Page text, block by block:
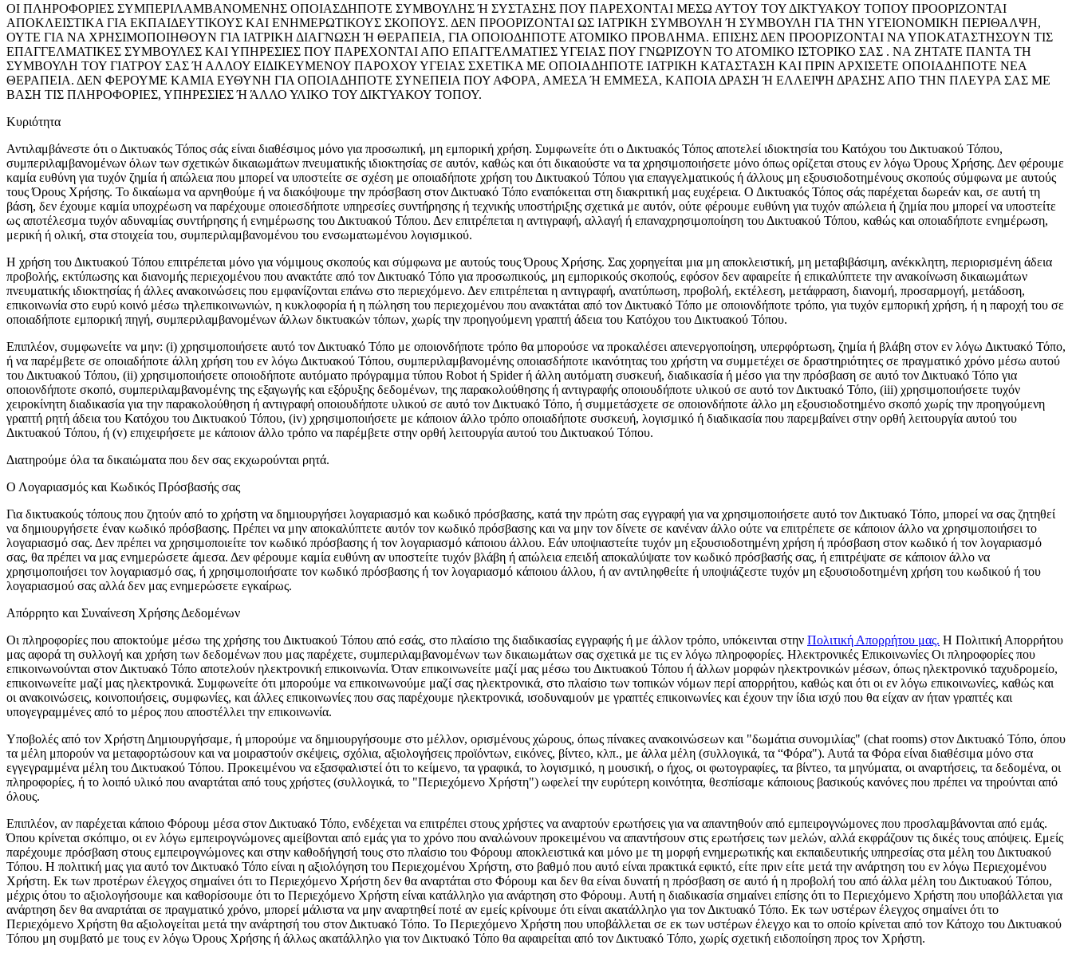
ΟΙ ΠΛΗΡΟΦΟΡΙΕΣ ΣΥΜΠΕΡΙΛΑΜΒΑΝΟΜΕΝΗΣ ΟΠΟΙΑΣΔΗΠΟΤΕ ΣΥΜΒΟΥΛΗΣ Ή ΣΥΣΤΑΣΗΣ ΠΟΥ ΠΑΡΕΧΟΝΤΑΙ ΜΕΣΩ ΑΥΤΟΥ ΤΟΥ ΔΙΚΤΥΑΚΟΥ ΤΟΠΟΥ ΠΡΟΟΡΙΖΟΝΤΑΙ
ΑΠΟΚΛΕΙΣΤΙΚΑ ΓΙΑ ΕΚΠΑΙΔΕΥΤΙΚΟΥΣ ΚΑΙ ΕΝΗΜΕΡΩΤΙΚΟΥΣ ΣΚΟΠΟΥΣ. ΔΕΝ ΠΡΟΟΡΙΖΟΝΤΑΙ ΩΣ ΙΑΤΡΙΚΗ ΣΥΜΒΟΥΛΗ Ή ΣΥΜΒΟΥΛΗ ΓΙΑ ΤΗΝ ΥΓΕΙΟΝΟΜΙΚΗ ΠΕΡΙΘΑΛΨΗ,
ΟΥΤΕ ΓΙΑ ΝΑ ΧΡΗΣΙΜΟΠΟΙΗΘΟΥΝ ΓΙΑ ΙΑΤΡΙΚΗ ΔΙΑΓΝΩΣΗ Ή ΘΕΡΑΠΕΙΑ, ΓΙΑ ΟΠΟΙΟΔΗΠΟΤΕ ΑΤΟΜΙΚΟ ΠΡΟΒΛΗΜΑ. ΕΠΙΣΗΣ ΔΕΝ ΠΡΟΟΡΙΖΟΝΤΑΙ ΝΑ ΥΠΟΚΑΤΑΣΤΗΣΟΥΝ ΤΙΣ
ΕΠΑΓΓΕΛΜΑΤΙΚΕΣ ΣΥΜΒΟΥΛΕΣ ΚΑΙ ΥΠΗΡΕΣΙΕΣ ΠΟΥ ΠΑΡΕΧΟΝΤΑΙ ΑΠΟ ΕΠΑΓΓΕΛΜΑΤΙΕΣ ΥΓΕΙΑΣ ΠΟΥ ΓΝΩΡΙΖΟΥΝ ΤΟ ΑΤΟΜΙΚΟ ΙΣΤΟΡΙΚΟ ΣΑΣ . ΝΑ ΖΗΤΑΤΕ ΠΑΝΤΑ ΤΗ
ΣΥΜΒΟΥΛΗ ΤΟΥ ΓΙΑΤΡΟΥ ΣΑΣ Ή ΑΛΛΟΥ ΕΙΔΙΚΕΥΜΕΝΟΥ ΠΑΡΟΧΟΥ ΥΓΕΙΑΣ ΣΧΕΤΙΚΑ ΜΕ ΟΠΟΙΑΔΗΠΟΤΕ ΙΑΤΡΙΚΗ ΚΑΤΑΣΤΑΣΗ ΚΑΙ ΠΡΙΝ ΑΡΧΙΣΕΤΕ ΟΠΟΙΑΔΗΠΟΤΕ ΝΕΑ
ΘΕΡΑΠΕΙΑ. ΔΕΝ ΦΕΡΟΥΜΕ ΚΑΜΙΑ ΕΥΘΥΝΗ ΓΙΑ ΟΠΟΙΑΔΗΠΟΤΕ ΣΥΝΕΠΕΙΑ ΠΟΥ ΑΦΟΡΑ, ΑΜΕΣΑ Ή ΕΜΜΕΣΑ, ΚΑΠΟΙΑ ΔΡΑΣΗ Ή ΕΛΛΕΙΨΗ ΔΡΑΣΗΣ ΑΠΟ ΤΗΝ ΠΛΕΥΡΑ ΣΑΣ ΜΕ
ΒΑΣΗ ΤΙΣ ΠΛΗΡΟΦΟΡΙΕΣ, ΥΠΗΡΕΣΙΕΣ Ή ΆΛΛΟ ΥΛΙΚΟ ΤΟΥ ΔΙΚΤΥΑΚΟΥ ΤΟΠΟΥ.
Κυριότητα
Αντιλαμβάνεστε ότι ο Δικτυακός Τόπος σάς είναι διαθέσιμος μόνο για προσωπική, μη εμπορική χρήση. Συμφωνείτε ότι ο Δικτυακός Τόπος αποτελεί ιδιοκτησία του Κατόχου του Δικτυακού Τόπου,
συμπεριλαμβανομένων όλων των σχετικών δικαιωμάτων πνευματικής ιδιοκτησίας σε αυτόν, καθώς και ότι δικαιούστε να τα χρησιμοποιήσετε μόνο όπως ορίζεται στους εν λόγω Όρους Χρήσης. Δεν φέρουμε
καμία ευθύνη για τυχόν ζημία ή απώλεια που μπορεί να υποστείτε σε σχέση με οποιαδήποτε χρήση του Δικτυακού Τόπου για επαγγελματικούς ή άλλους μη εξουσιοδοτημένους σκοπούς σύμφωνα με αυτούς
τους Όρους Χρήσης. Το δικαίωμα να αρνηθούμε ή να διακόψουμε την πρόσβαση στον Δικτυακό Τόπο εναπόκειται στη διακριτική μας ευχέρεια. Ο Δικτυακός Τόπος σάς παρέχεται δωρεάν και, σε αυτή τη
βάση, δεν έχουμε καμία υποχρέωση να παρέχουμε οποιεσδήποτε υπηρεσίες συντήρησης ή τεχνικής υποστήριξης σχετικά με αυτόν, ούτε φέρουμε ευθύνη για τυχόν απώλεια ή ζημία που μπορεί να υποστείτε
ως αποτέλεσμα τυχόν αδυναμίας συντήρησης ή ενημέρωσης του Δικτυακού Τόπου. Δεν επιτρέπεται η αντιγραφή, αλλαγή ή επαναχρησιμοποίηση του Δικτυακού Τόπου, καθώς και οποιαδήποτε ενημέρωση,
μερική ή ολική, στα στοιχεία του, συμπεριλαμβανομένου του ενσωματωμένου λογισμικού.
Η χρήση του Δικτυακού Τόπου επιτρέπεται μόνο για νόμιμους σκοπούς και σύμφωνα με αυτούς τους Όρους Χρήσης. Σας χορηγείται μια μη αποκλειστική, μη μεταβιβάσιμη, ανέκκλητη, περιορισμένη άδεια
προβολής, εκτύπωσης και διανομής περιεχομένου που ανακτάτε από τον Δικτυακό Τόπο για προσωπικούς, μη εμπορικούς σκοπούς, εφόσον δεν αφαιρείτε ή επικαλύπτετε την ανακοίνωση δικαιωμάτων
πνευματικής ιδιοκτησίας ή άλλες ανακοινώσεις που εμφανίζονται επάνω στο περιεχόμενο. Δεν επιτρέπεται η αντιγραφή, ανατύπωση, προβολή, εκτέλεση, μετάφραση, διανομή, προσαρμογή, μετάδοση,
επικοινωνία στο ευρύ κοινό μέσω τηλεπικοινωνιών, η κυκλοφορία ή η πώληση του περιεχομένου που ανακτάται από τον Δικτυακό Τόπο με οποιονδήποτε τρόπο, για τυχόν εμπορική χρήση, ή η παροχή του σε
οποιαδήποτε εμπορική πηγή, συμπεριλαμβανομένων άλλων δικτυακών τόπων, χωρίς την προηγούμενη γραπτή άδεια του Κατόχου του Δικτυακού Τόπου.
Επιπλέον, συμφωνείτε να μην: (i) χρησιμοποιήσετε αυτό τον Δικτυακό Τόπο με οποιονδήποτε τρόπο θα μπορούσε να προκαλέσει απενεργοποίηση, υπερφόρτωση, ζημία ή βλάβη στον εν λόγω Δικτυακό Τόπο,
ή να παρέμβετε σε οποιαδήποτε άλλη χρήση του εν λόγω Δικτυακού Τόπου, συμπεριλαμβανομένης οποιασδήποτε ικανότητας του χρήστη να συμμετέχει σε δραστηριότητες σε πραγματικό χρόνο μέσω αυτού
του Δικτυακού Τόπου, (ii) χρησιμοποιήσετε οποιοδήποτε αυτόματο πρόγραμμα τύπου Robot ή Spider ή άλλη αυτόματη συσκευή, διαδικασία ή μέσο για την πρόσβαση σε αυτό τον Δικτυακό Τόπο για
οποιονδήποτε σκοπό, συμπεριλαμβανομένης της εξαγωγής και εξόρυξης δεδομένων, της παρακολούθησης ή αντιγραφής οποιουδήποτε υλικού σε αυτό τον Δικτυακό Τόπο, (iii) χρησιμοποιήσετε τυχόν
χειροκίνητη διαδικασία για την παρακολούθηση ή αντιγραφή οποιουδήποτε υλικού σε αυτό τον Δικτυακό Τόπο, ή συμμετάσχετε σε οποιονδήποτε άλλο μη εξουσιοδοτημένο σκοπό χωρίς την προηγούμενη
γραπτή ρητή άδεια του Κατόχου του Δικτυακού Τόπου, (iv) χρησιμοποιήσετε με κάποιον άλλο τρόπο οποιαδήποτε συσκευή, λογισμικό ή διαδικασία που παρεμβαίνει στην ορθή λειτουργία αυτού του
Δικτυακού Τόπου, ή (v) επιχειρήσετε με κάποιον άλλο τρόπο να παρέμβετε στην ορθή λειτουργία αυτού του Δικτυακού Τόπου.
Διατηρούμε όλα τα δικαιώματα που δεν σας εκχωρούνται ρητά.
Ο Λογαριασμός και Κωδικός Πρόσβασής σας
Για δικτυακούς τόπους που ζητούν από το χρήστη να δημιουργήσει λογαριασμό και κωδικό πρόσβασης, κατά την πρώτη σας εγγραφή για να χρησιμοποιήσετε αυτό τον Δικτυακό Τόπο, μπορεί να σας ζητηθεί
να δημιουργήσετε έναν κωδικό πρόσβασης. Πρέπει να μην αποκαλύπτετε αυτόν τον κωδικό πρόσβασης και να μην τον δίνετε σε κανέναν άλλο ούτε να επιτρέπετε σε κάποιον άλλο να χρησιμοποιήσει το
λογαριασμό σας. Δεν πρέπει να χρησιμοποιείτε τον κωδικό πρόσβασης ή τον λογαριασμό κάποιου άλλου. Εάν υποψιαστείτε τυχόν μη εξουσιοδοτημένη χρήση ή πρόσβαση στον κωδικό ή τον λογαριασμό
σας, θα πρέπει να μας ενημερώσετε άμεσα. Δεν φέρουμε καμία ευθύνη αν υποστείτε τυχόν βλάβη ή απώλεια επειδή αποκαλύψατε τον κωδικό πρόσβασής σας, ή επιτρέψατε σε κάποιον άλλο να
χρησιμοποιήσει τον λογαριασμό σας, ή χρησιμοποιήσατε τον κωδικό πρόσβασης ή τον λογαριασμό κάποιου άλλου, ή αν αντιληφθείτε ή υποψιάζεστε τυχόν μη εξουσιοδοτημένη χρήση του κωδικού ή του
λογαριασμού σας αλλά δεν μας ενημερώσετε εγκαίρως.
Απόρρητο και Συναίνεση Χρήσης Δεδομένων
Οι πληροφορίες που αποκτούμε μέσω της χρήσης του Δικτυακού Τόπου από εσάς, στο πλαίσιο της διαδικασίας εγγραφής ή με άλλον τρόπο, υπόκεινται στην Πολιτική Απορρήτου μας. Η Πολιτική Απορρήτου
μας αφορά τη συλλογή και χρήση των δεδομένων που μας παρέχετε, συμπεριλαμβανομένων των δικαιωμάτων σας σχετικά με τις εν λόγω πληροφορίες. Ηλεκτρονικές Επικοινωνίες Οι πληροφορίες που
επικοινωνούνται στον Δικτυακό Τόπο αποτελούν ηλεκτρονική επικοινωνία. Όταν επικοινωνείτε μαζί μας μέσω του Δικτυακού Τόπου ή άλλων μορφών ηλεκτρονικών μέσων, όπως ηλεκτρονικό ταχυδρομείο,
επικοινωνείτε μαζί μας ηλεκτρονικά. Συμφωνείτε ότι μπορούμε να επικοινωνούμε μαζί σας ηλεκτρονικά, στο πλαίσιο των τοπικών νόμων περί απορρήτου, καθώς και ότι οι εν λόγω επικοινωνίες, καθώς και
οι ανακοινώσεις, κοινοποιήσεις, συμφωνίες, και άλλες επικοινωνίες που σας παρέχουμε ηλεκτρονικά, ισοδυναμούν με γραπτές επικοινωνίες και έχουν την ίδια ισχύ που θα είχαν αν ήταν γραπτές και
υπογεγραμμένες από το μέρος που αποστέλλει την επικοινωνία.
Υποβολές από τον Χρήστη Δημιουργήσαμε, ή μπορούμε να δημιουργήσουμε στο μέλλον, ορισμένους χώρους, όπως πίνακες ανακοινώσεων και "δωμάτια συνομιλίας" (chat rooms) στον Δικτυακό Τόπο, όπου
τα μέλη μπορούν να μεταφορτώσουν και να μοιραστούν σκέψεις, σχόλια, αξιολογήσεις προϊόντων, εικόνες, βίντεο, κλπ., με άλλα μέλη (συλλογικά, τα “Φόρα"). Αυτά τα Φόρα είναι διαθέσιμα μόνο στα
εγγεγραμμένα μέλη του Δικτυακού Τόπου. Προκειμένου να εξασφαλιστεί ότι το κείμενο, τα γραφικά, το λογισμικό, η μουσική, ο ήχος, οι φωτογραφίες, τα βίντεο, τα μηνύματα, οι αναρτήσεις, τα δεδομένα, οι
πληροφορίες, ή το λοιπό υλικό που αναρτάται από τους χρήστες (συλλογικά, το "Περιεχόμενο Χρήστη") ωφελεί την ευρύτερη κοινότητα, θεσπίσαμε κάποιους βασικούς κανόνες που πρέπει να τηρούνται από
όλους.
Επιπλέον, αν παρέχεται κάποιο Φόρουμ μέσα στον Δικτυακό Τόπο, ενδέχεται να επιτρέπει στους χρήστες να αναρτούν ερωτήσεις για να απαντηθούν από εμπειρογνώμονες που προσλαμβάνονται από εμάς.
Όπου κρίνεται σκόπιμο, οι εν λόγω εμπειρογνώμονες αμείβονται από εμάς για το χρόνο που αναλώνουν προκειμένου να απαντήσουν στις ερωτήσεις των μελών, αλλά εκφράζουν τις δικές τους απόψεις. Εμείς
παρέχουμε πρόσβαση στους εμπειρογνώμονες και στην καθοδήγησή τους στο πλαίσιο του Φόρουμ αποκλειστικά και μόνο με τη μορφή ενημερωτικής και εκπαιδευτικής υπηρεσίας στα μέλη του Δικτυακού
Τόπου. Η πολιτική μας για αυτό τον Δικτυακό Τόπο είναι η αξιολόγηση του Περιεχομένου Χρήστη, στο βαθμό που αυτό είναι πρακτικά εφικτό, είτε πριν είτε μετά την ανάρτηση του εν λόγω Περιεχομένου
Χρήστη. Εκ των προτέρων έλεγχος σημαίνει ότι το Περιεχόμενο Χρήστη δεν θα αναρτάται στο Φόρουμ και δεν θα είναι δυνατή η πρόσβαση σε αυτό ή η προβολή του από άλλα μέλη του Δικτυακού Τόπου,
μέχρις ότου το αξιολογήσουμε και καθορίσουμε ότι το Περιεχόμενο Χρήστη είναι κατάλληλο για ανάρτηση στο Φόρουμ. Αυτή η διαδικασία σημαίνει επίσης ότι το Περιεχόμενο Χρήστη που υποβάλλεται για
ανάρτηση δεν θα αναρτάται σε πραγματικό χρόνο, μπορεί μάλιστα να μην αναρτηθεί ποτέ αν εμείς κρίνουμε ότι είναι ακατάλληλο για τον Δικτυακό Τόπο. Εκ των υστέρων έλεγχος σημαίνει ότι το
Περιεχόμενο Χρήστη θα αξιολογείται μετά την ανάρτησή του στον Δικτυακό Τόπο. Το Περιεχόμενο Χρήστη που υποβάλλεται σε εκ των υστέρων έλεγχο και το οποίο κρίνεται από τον Κάτοχο του Δικτυακού
Τόπου μη συμβατό με τους εν λόγω Όρους Χρήσης ή άλλως ακατάλληλο για τον Δικτυακό Τόπο θα αφαιρείται από τον Δικτυακό Τόπο, χωρίς σχετική ειδοποίηση προς τον Χρήστη.